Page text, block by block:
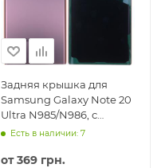
Задняя крышка для
Samsung Galaxy Note 20
Ultra N985/N986, с
стеклом камеры,
Есть в наличии: 7
от369 грн.